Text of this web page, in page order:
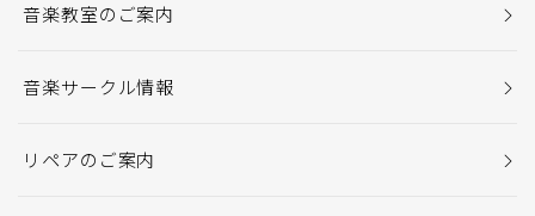
音楽教室のご案内
音楽サークル情報
リペアのご案内